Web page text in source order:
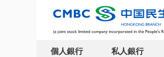
個人銀行 私人銀行